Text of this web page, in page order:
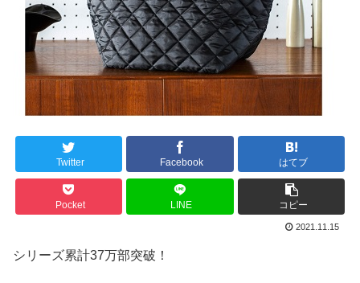
Twitter Facebook はてブ
Pocket LINE コピー
2021.11.15
シリーズ累計37万部突破！